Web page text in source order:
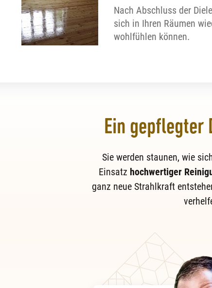
Nach Abschluss der
sich in Ihren Räumen
wohlfühlen können.
Ein gepflegter
Sie werden staunen, wie
Einsatz hochwertiger
ganz neue Strahlkraft